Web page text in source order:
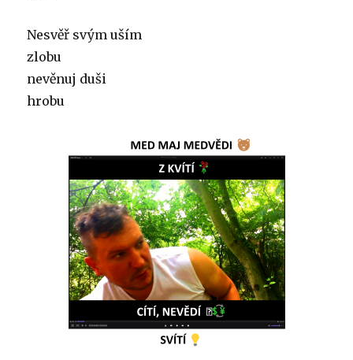
Nesvěř svým uším
zlobu
nevěnuj duši
hrobu